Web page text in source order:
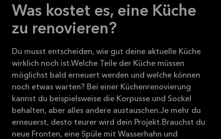
Was kostet es, eine Küche
zu renovieren?
Du musst entscheiden, wie gut deine aktuelle Küche
wirklich noch ist.Welche Teile der Küche müssen
möglichst bald erneuert werden und welche können
noch etwas warten? Bei einer Küchenrenovierung
kannst du beispielsweise die Korpusse und Sockel
behalten, aber alles andere austauschen.Je mehr du
erneuerst, desto teurer wird dein Projekt.Brauchst du
neue Fronten, eine Spüle mit Wasserhahn und